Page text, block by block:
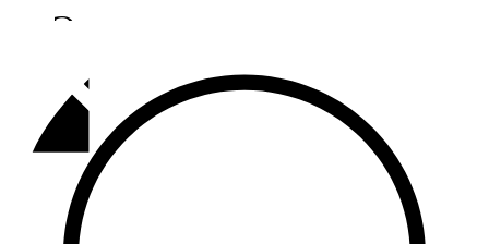
Әлмәт
92,9 FM
Базарлы матак
107,1 FM
Балык бистәсе